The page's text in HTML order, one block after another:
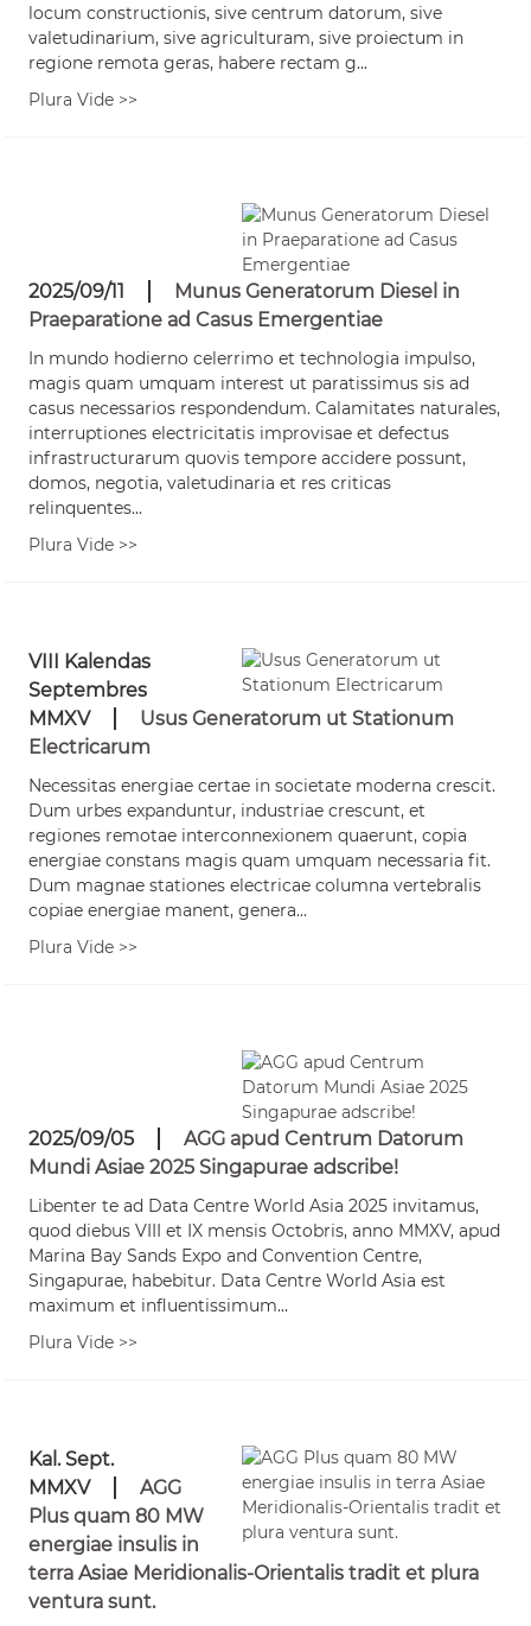
locum constructionis, sive centrum datorum, sive
valetudinarium, sive agriculturam, sive proiectum in
regione remota geras, habere rectam g...
Plura Vide >>
2025/09/11
Munus Generatorum Diesel in
Praeparatione ad Casus Emergentiae
In mundo hodierno celerrimo et technologia impulso,
magis quam umquam interest ut paratissimus sis ad
casus necessarios respondendum. Calamitates naturales,
interruptiones electricitatis improvisae et defectus
infrastructurarum quovis tempore accidere possunt,
domos, negotia, valetudinaria et res criticas
relinquentes...
Plura Vide >>
VIII Kalendas
Septembres
MMXV
Usus Generatorum ut Stationum
Electricarum
Necessitas energiae certae in societate moderna crescit.
Dum urbes expanduntur, industriae crescunt, et
regiones remotae interconnexionem quaerunt, copia
energiae constans magis quam umquam necessaria fit.
Dum magnae stationes electricae columna vertebralis
copiae energiae manent, genera...
Plura Vide >>
2025/09/05
AGG apud Centrum Datorum
Mundi Asiae 2025 Singapurae adscribe!
Libenter te ad Data Centre World Asia 2025 invitamus,
quod diebus VIII et IX mensis Octobris, anno MMXV, apud
Marina Bay Sands Expo and Convention Centre,
Singapurae, habebitur. Data Centre World Asia est
maximum et influentissimum...
Plura Vide >>
Kal. Sept.
MMXV
AGG
Plus quam 80 MW
energiae insulis in
terra Asiae Meridionalis-Orientalis tradit et plura
ventura sunt.